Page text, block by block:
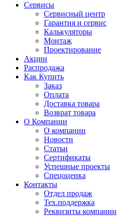
Сервисы
Сервисный центр
Гарантия и сервис
Калькуляторы
Монтаж
Проектирование
Акции
Распродажа
Как Купить
Заказ
Оплата
Доставка товара
Возврат товара
О Компании
О компании
Новости
Статьи
Сертификаты
Успешные проекты
Спецоценка
Контакты
Отдел продаж
Тех.поддержка
Реквизиты компании